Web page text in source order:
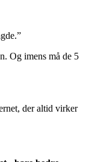
Og imens må de 5
der altid virker